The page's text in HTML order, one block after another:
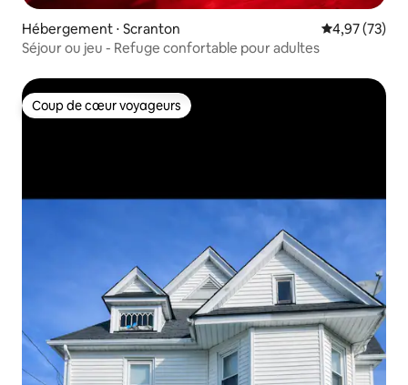
Hébergement ⋅ Scranton Évaluation
4,97 (73)
Séjour ou jeu - Refuge confortable pour adultes
Coup de cœur voyageurs
Coup de cœur voyageurs